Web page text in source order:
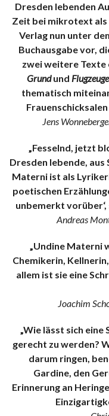
Dresden lebenden
Zeit bei mikrotext als
Verlag nun unter
Buchausgabe vor,
zwei weitere Texte
Grundund
thematisch
Jens
„Fesselnd, jetzt
Dresden lebende, aus
Materni ist als
poetischen
unbemerkt
Andreas
„Undine Materni
Chemikerin,
allem ist sie eine
Joachim
„Wie lässt sich eine
gerecht zu werden?
darum ringen,
Gardine, den
Erinnerung an